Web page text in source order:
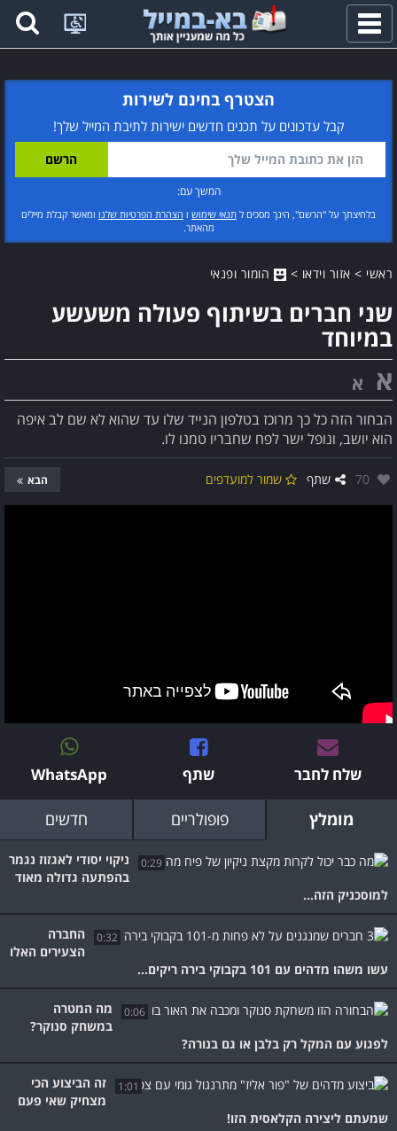
פתח
תפריט
הצטרף בחינם לשירות
קבל עדכונים על תכנים חדשים ישירות לתיבת המייל שלך!
המשך עם:
בלחיצתך על "הרשם", הינך מסכים ל תנאי שימוש ו הצהרת הפרטיות שלנו ומאשר קבלת מיילים
מהאתר.
ראשי > אזור וידאו > הומור ופנאי
שני חברים בשיתוף פעולה משעשע
במיוחד
א א
הבחור הזה כל כך מרוכז בטלפון הנייד שלו עד שהוא לא שם לב איפה
הוא יושב, ונופל ישר לפח שחבריו טמנו לו.
אהבו:
70 שתף שמור למועדפים הבא
שלח לחבר שתף WhatsApp
מומלץ פופולריים חדשים
0:29
ניקוי יסודי לאגזוז נגמר
בהפתעה גדולה מאוד
למוסכניק הזה...
0:32
החברה
הצעירים האלו
עשו משהו מדהים עם 101 בקבוקי בירה ריקים...
0:06
מה המטרה
במשחק סנוקר?
לפגוע עם המקל רק בלבן או גם בנורה?
1:01
זה הביצוע הכי
מצחיק שאי פעם
שמעתם ליצירה הקלאסית הזו!